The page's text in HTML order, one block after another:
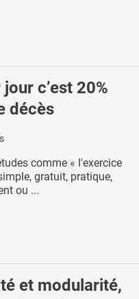
c’est 20%
décès
comme « l'exercice
gratuit, pratique,
ou ...
et modularité,